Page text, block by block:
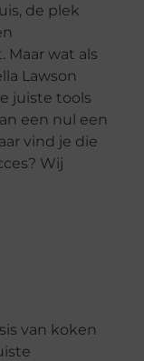
de plek
wat als
Lawson
juiste tools
een nul een
vind je die
Wij
van koken